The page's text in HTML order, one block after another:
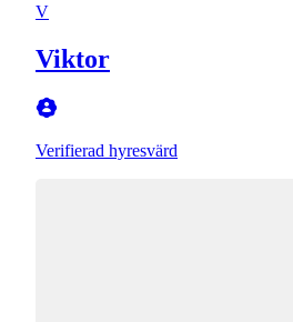
V
Viktor
Verifierad hyresvärd